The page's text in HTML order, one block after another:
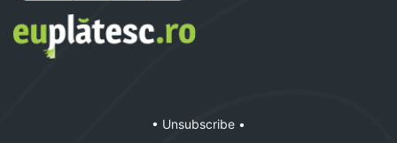
• Unsubscribe •